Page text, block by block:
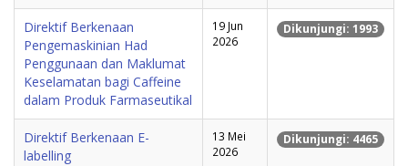
Direktif Berkenaan
Pengemaskinian Had
Penggunaan dan Maklumat
Keselamatan bagi Caffeine
dalam Produk Farmaseutikal
19 Jun
2026
Dikunjungi: 1993
Direktif Berkenaan E-
labelling
13 Mei
2026
Dikunjungi: 4465